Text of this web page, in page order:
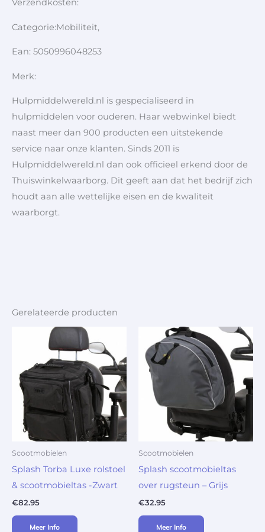
Verzendkosten:
Categorie:Mobiliteit,
Ean: 5050996048253
Merk:
Hulpmiddelwereld.nl is gespecialiseerd in
hulpmiddelen voor ouderen. Haar webwinkel biedt
naast meer dan 900 producten een uitstekende
service naar onze klanten. Sinds 2011 is
Hulpmiddelwereld.nl dan ook officieel erkend door de
Thuiswinkelwaarborg. Dit geeft aan dat het bedrijf zich
houdt aan alle wettelijke eisen en de kwaliteit
waarborgt.
Gerelateerde producten
Scootmobielen
Splash Torba Luxe rolstoel
& scootmobieltas -Zwart
€82.95
Meer Info
Scootmobielen
Splash scootmobieltas
over rugsteun – Grijs
€32.95
Meer Info